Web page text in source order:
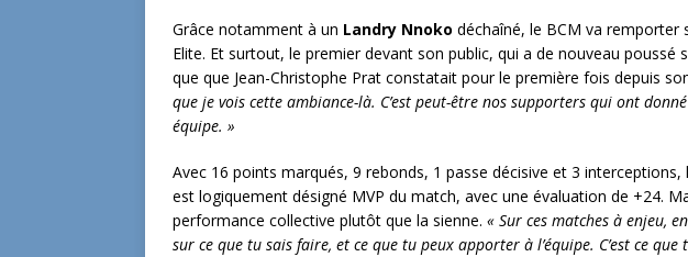
Grâce notamment à un Landry Nnoko déchaîné, le BCM va remporter
Elite. Et surtout, le premier devant son public, qui a de nouveau poussé
que que Jean-Christophe Prat constatait pour le première fois depuis
que je vois cette ambiance-là. C’est peut-être nos supporters qui ont
équipe. »
Avec 16 points marqués, 9 rebonds, 1 passe décisive et 3
est logiquement désigné MVP du match, avec une évaluation de +24.
performance collective plutôt que la sienne. « Sur ces matches à enjeu,
sur ce que tu sais faire, et ce que tu peux apporter à l’équipe. C’est ce